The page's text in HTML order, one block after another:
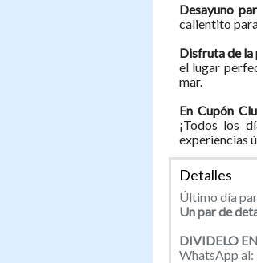
Desayuno
calientito
Disfruta de la
el lugar
mar.
En Cupón
¡Todos los
experiencias
Detalles
Último día
Un par de
DIVIDELO
WhatsApp al: